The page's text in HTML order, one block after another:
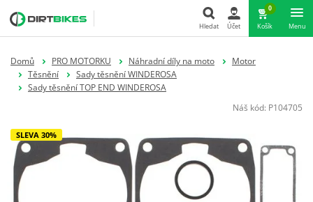
Hledat Účet
0
Košík Menu
Domů PRO MOTORKU Náhradní díly na moto
Motor
Těsnění
Sady těsnění WINDEROSA
Sady těsnění TOP END WINDEROSA
Náš kód: P104705
SLEVA 30%